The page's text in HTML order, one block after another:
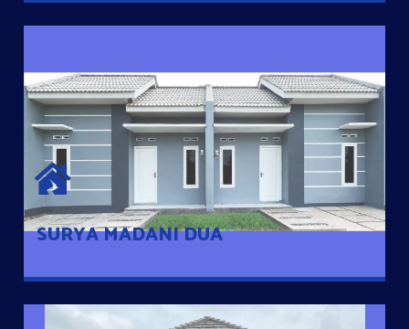
SURYA MADANI DUA
SURYA MADANI DUA
Satu-satunya Hunian nyaman dengan harga subsidi hanya 100
jutaan dengan lokasi strategis di Tuban